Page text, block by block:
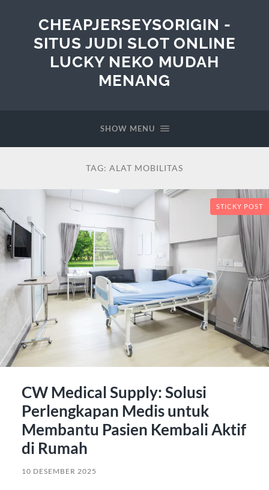
CHEAPJERSEYSORIGIN -
SITUS JUDI SLOT ONLINE
LUCKY NEKO MUDAH
MENANG
SHOW MENU
TAG: ALAT MOBILITAS
STICKY POST
CW Medical Supply: Solusi
Perlengkapan Medis untuk
Membantu Pasien Kembali Aktif
di Rumah
10 DESEMBER 2025